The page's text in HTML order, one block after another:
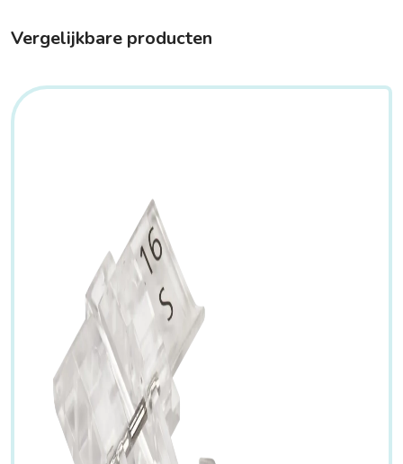
Vergelijkbare producten